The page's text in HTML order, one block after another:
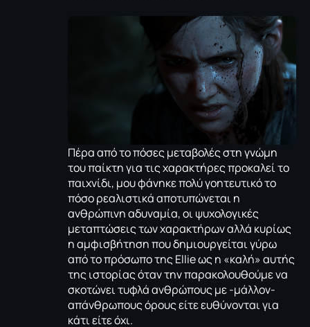
Πέρα από το πόσες μεταβολές στη γνώμη
του παίκτη για τις χαρακτήρες προκαλεί το
παιχνίδι, μου φάνηκε πολύ γοητευτικό το
πόσο ρεαλιστικά αποτυπώνεται η
ανθρώπινη αδυναμία, οι ψυχολογικές
μεταπτώσεις των χαρακτήρων αλλά κυρίως
η αμφισβήτηση που δημιουργείται γύρω
από το πρόσωπο της Ellie ως η «καλή» αυτής
της ιστορίας όταν την παρακολουθούμε να
σκοτώνει τυφλά ανθρώπους με -μάλλον-
απάνθρωπους όρους είτε ευθύνονται για
κάτι είτε όχι.